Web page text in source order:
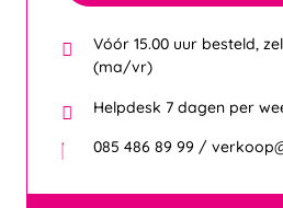
Vóór 15.00 uur besteld,
(ma/vr)
Helpdesk 7 dagen per
085 486 89 99 /